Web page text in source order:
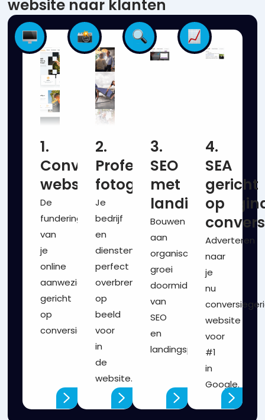
website naar klanten
1.
Conversiegerichte
website
De
fundering
van
je
online
aanwezigheid
gericht
op
conversie.
2.
Professionele
fotografie
Je
bedrijf
en
diensten
perfect
overbrengen
op
beeld
voor
in
de
website.
3.
SEO
met
Bouwen
aan
organische
groei
doormiddel
van
SEO
en
landingspagina’s.
4.
SEA
gericht
op
Adverteren
naar
je
nu
website
voor
#1
in
Google.